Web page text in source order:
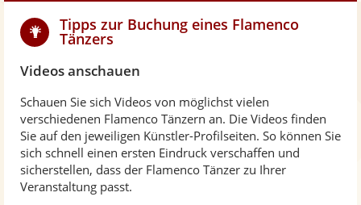
Tipps zur Buchung eines Flamenco
Tänzers
Videos anschauen
Schauen Sie sich Videos von möglichst vielen
verschiedenen Flamenco Tänzern an. Die Videos finden
Sie auf den jeweiligen Künstler-Profilseiten. So können Sie
sich schnell einen ersten Eindruck verschaffen und
sicherstellen, dass der Flamenco Tänzer zu Ihrer
Veranstaltung passt.